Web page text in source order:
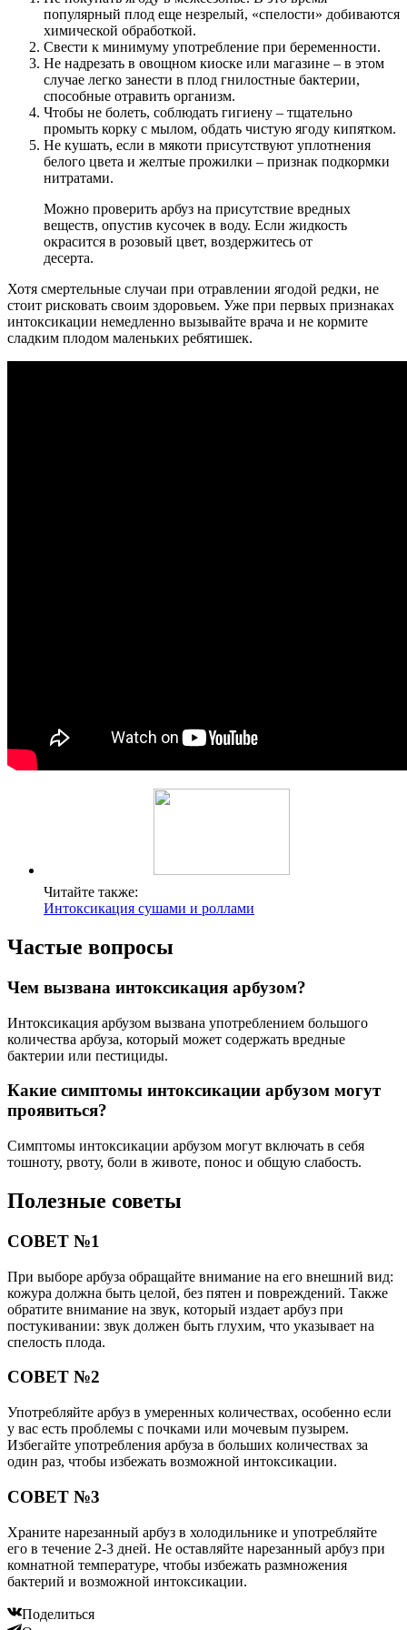
популярный плод еще незрелый, «спелости» добиваются
химической обработкой.
Свести к минимуму употребление при беременности.
Не надрезать в овощном киоске или магазине – в этом
случае легко занести в плод гнилостные бактерии,
способные отравить организм.
Чтобы не болеть, соблюдать гигиену – тщательно
промыть корку с мылом, обдать чистую ягоду кипятком.
Не кушать, если в мякоти присутствуют уплотнения
белого цвета и желтые прожилки – признак подкормки
нитратами.
Можно проверить арбуз на присутствие вредных
веществ, опустив кусочек в воду. Если жидкость
окрасится в розовый цвет, воздержитесь от
десерта.
Хотя смертельные случаи при отравлении ягодой редки, не
стоит рисковать своим здоровьем. Уже при первых признаках
интоксикации немедленно вызывайте врача и не кормите
сладким плодом маленьких ребятишек.
Читайте также:
Интоксикация сушами и роллами
Частые вопросы
Чем вызвана интоксикация арбузом?
Интоксикация арбузом вызвана употреблением большого
количества арбуза, который может содержать вредные
бактерии или пестициды.
Какие симптомы интоксикации арбузом могут
проявиться?
Симптомы интоксикации арбузом могут включать в себя
тошноту, рвоту, боли в животе, понос и общую слабость.
Полезные советы
СОВЕТ №1
При выборе арбуза обращайте внимание на его внешний вид:
кожура должна быть целой, без пятен и повреждений. Также
обратите внимание на звук, который издает арбуз при
постукивании: звук должен быть глухим, что указывает на
спелость плода.
СОВЕТ №2
Употребляйте арбуз в умеренных количествах, особенно если
у вас есть проблемы с почками или мочевым пузырем.
Избегайте употребления арбуза в больших количествах за
один раз, чтобы избежать возможной интоксикации.
СОВЕТ №3
Храните нарезанный арбуз в холодильнике и употребляйте
его в течение 2-3 дней. Не оставляйте нарезанный арбуз при
комнатной температуре, чтобы избежать размножения
бактерий и возможной интоксикации.
Поделиться